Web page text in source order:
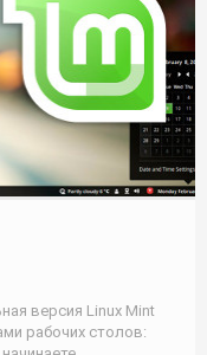
версия Linux Mint
рабочих столов: